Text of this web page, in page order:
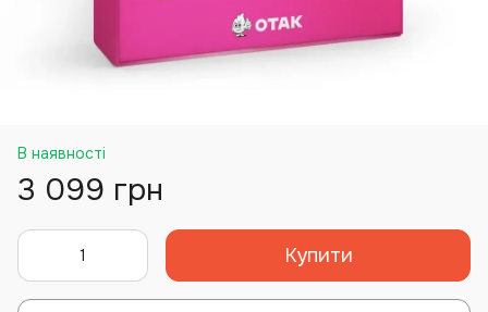
В наявності
3 099 грн
Купити